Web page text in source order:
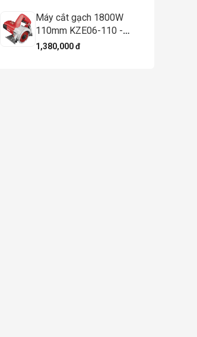
Máy cắt gạch 1800W
110mm KZE06-110 -
DCK
1,380,000 đ